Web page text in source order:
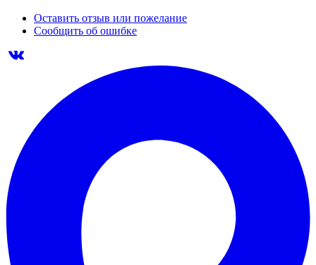
Оставить отзыв или пожелание
Сообщить об ошибке